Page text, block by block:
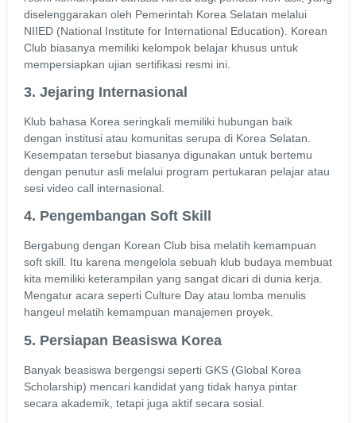
diselenggarakan oleh Pemerintah Korea Selatan melalui
NIIED (National Institute for International Education). Korean
Club biasanya memiliki kelompok belajar khusus untuk
mempersiapkan ujian sertifikasi resmi ini.
3. Jejaring Internasional
Klub bahasa Korea seringkali memiliki hubungan baik
dengan institusi atau komunitas serupa di Korea Selatan.
Kesempatan tersebut biasanya digunakan untuk bertemu
dengan penutur asli melalui program pertukaran pelajar atau
sesi video call internasional.
4. Pengembangan Soft Skill
Bergabung dengan Korean Club bisa melatih kemampuan
soft skill. Itu karena mengelola sebuah klub budaya membuat
kita memiliki keterampilan yang sangat dicari di dunia kerja.
Mengatur acara seperti Culture Day atau lomba menulis
hangeul melatih kemampuan manajemen proyek.
5. Persiapan Beasiswa Korea
Banyak beasiswa bergengsi seperti GKS (Global Korea
Scholarship) mencari kandidat yang tidak hanya pintar
secara akademik, tetapi juga aktif secara sosial.